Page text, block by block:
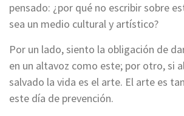
pensado: ¿por qué no escribir sobre
sea un medio cultural y artístico?
Por un lado, siento la obligación de
en un altavoz como este; por otro, si
salvado la vida es el arte. El arte es
este día de prevención.